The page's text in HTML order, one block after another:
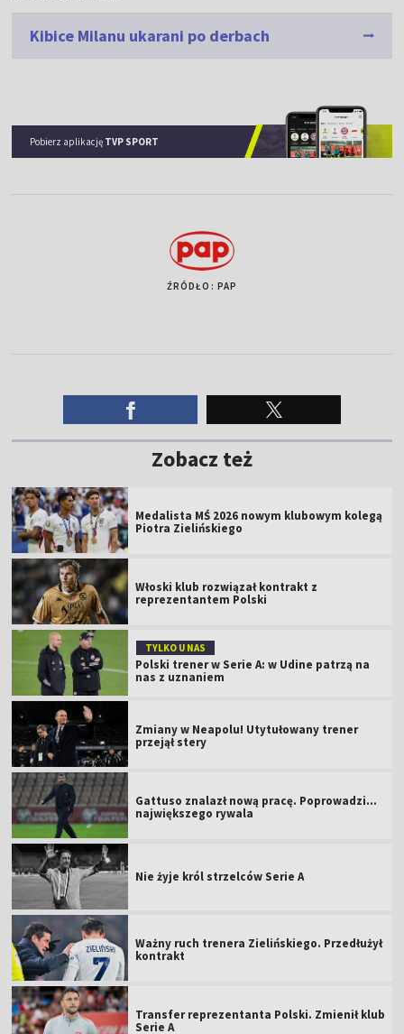
Kibice Milanu ukarani po derbach
Pobierz aplikację TVP SPORT
ŹRÓDŁO: PAP
Zobacz też
Medalista MŚ 2026 nowym klubowym kolegą
Piotra Zielińskiego
Włoski klub rozwiązał kontrakt z
reprezentantem Polski
TYLKO U NAS
Polski trener w Serie A: w Udine patrzą na
nas z uznaniem
Zmiany w Neapolu! Utytułowany trener
przejął stery
Gattuso znalazł nową pracę. Poprowadzi...
największego rywala
Nie żyje król strzelców Serie A
Ważny ruch trenera Zielińskiego. Przedłużył
kontrakt
Transfer reprezentanta Polski. Zmienił klub
Serie A